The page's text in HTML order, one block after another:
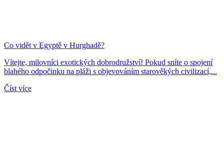
Co vidět v Egyptě v Hurghadě?
Vítejte, milovníci exotických dobrodružství! Pokud sníte o spojení
blahého odpočinku na pláži s objevováním starověkých civilizací,...
Číst více